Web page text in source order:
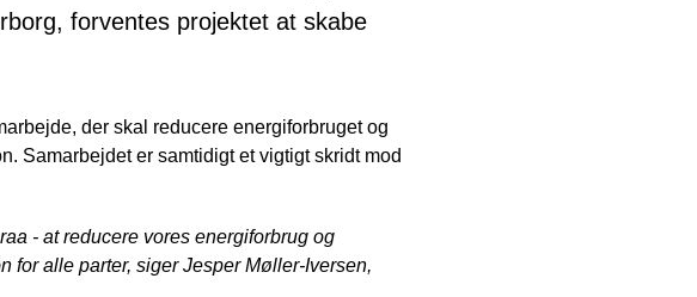
forventes projektet at skabe
der skal reducere energiforbruget og
Samarbejdet er samtidigt et vigtigt skridt mod
- at reducere vores energiforbrug og
for alle parter, siger Jesper Møller-Iversen,